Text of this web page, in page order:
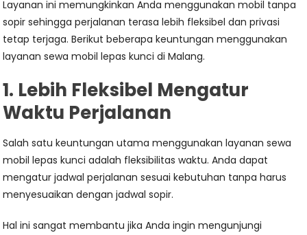
Layanan ini memungkinkan Anda menggunakan mobil tanpa
sopir sehingga perjalanan terasa lebih fleksibel dan privasi
tetap terjaga. Berikut beberapa keuntungan menggunakan
layanan sewa mobil lepas kunci di Malang.
1. Lebih Fleksibel Mengatur
Waktu Perjalanan
Salah satu keuntungan utama menggunakan layanan sewa
mobil lepas kunci adalah fleksibilitas waktu. Anda dapat
mengatur jadwal perjalanan sesuai kebutuhan tanpa harus
menyesuaikan dengan jadwal sopir.
Hal ini sangat membantu jika Anda ingin mengunjungi